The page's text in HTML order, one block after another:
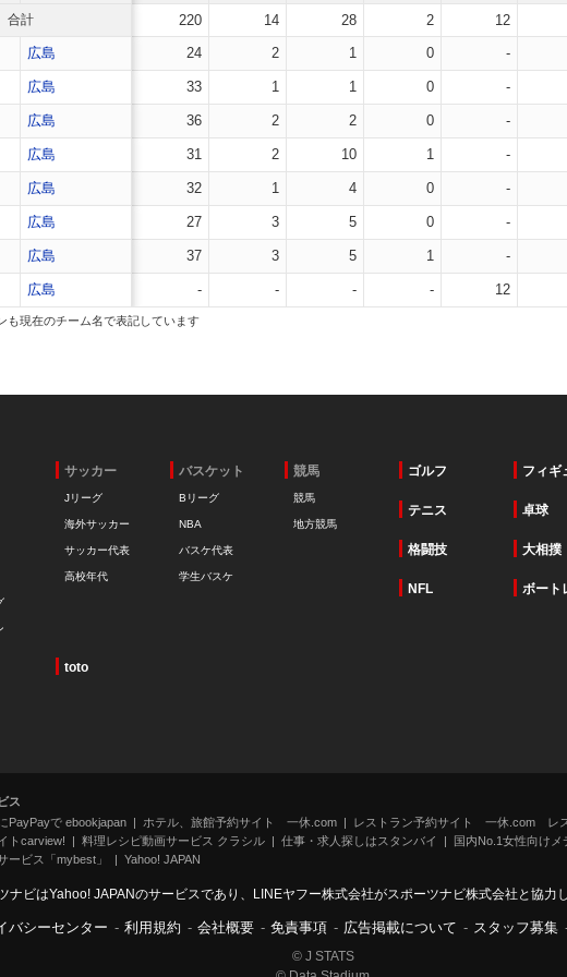
合計 220 14 28 2 12
広島 24 2 1 0 -
広島 33 1 1 0 -
広島 36 2 2 0 -
広島 31 2 10 1 -
広島 32 1 4 0 -
広島 27 3 5 0 -
広島 37 3 5 1 -
広島 - - - - 12
も現在のチーム名で表記しています
サッカー
Jリーグ
海外サッカー
サッカー代表
高校年代
バスケット
Bリーグ
NBA
バスケ代表
学生バスケ
競馬
競馬
地方競馬
ゴルフ フィギ
テニス 卓球
格闘技 大相撲
NFL ボート
toto
ス
PayPayで ebookjapan
ホテル、旅館予約サイト 一休.com
レストラン予約サイト 一休.com レ
トcarview!
料理レシピ動画サービス クラシル 仕事・求人探しはスタンバイ
国内No.1女性向けメ
ービス「mybest」
Yahoo! JAPAN
ナビはYahoo! JAPANのサービスであり、LINEヤフー株式会社がスポーツナビ株式会社と協力
バシーセンター - 利用規約 - 会社概要 - 免責事項 - 広告掲載について - スタッフ募集
© J STATS